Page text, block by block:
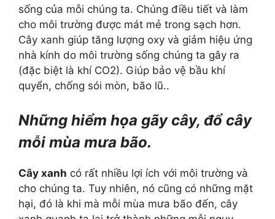
sống của mỗi chúng ta. Chúng điều tiết và làm
cho môi trường được mát mẻ trong sạch hơn.
Cây xanh giúp tăng lượng oxy và giảm hiệu ứng
nhà kính do môi trường sống chúng ta gây ra
(đặc biệt là khí CO2). Giúp bảo vệ bầu khí
quyển, chống sói mòn, bão lũ..
Những hiểm họa gãy cây, đổ cây
mỗi mùa mưa bão.
Cây xanh có rất nhiều lợi ích với môi trường và
cho chúng ta. Tuy nhiên, nó cũng có những mặt
hại, đó là khi mà mỗi mùa mưa bão đến, cây